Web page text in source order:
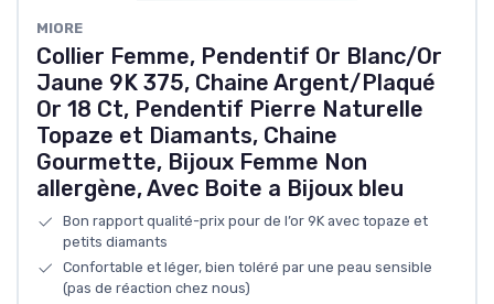
MIORE
Collier Femme, Pendentif Or Blanc/Or
Jaune 9K 375, Chaine Argent/Plaqué
Or 18 Ct, Pendentif Pierre Naturelle
Topaze et Diamants, Chaine
Gourmette, Bijoux Femme Non
allergène, Avec Boite a Bijoux bleu
Bon rapport qualité-prix pour de l’or 9K avec topaze et
petits diamants
Confortable et léger, bien toléré par une peau sensible
(pas de réaction chez nous)